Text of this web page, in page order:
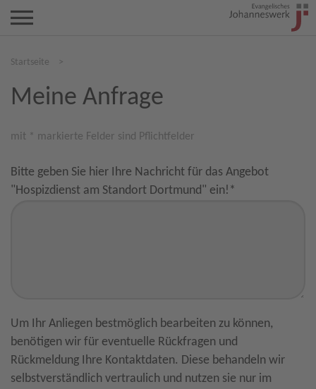
Startseite >
Meine Anfrage
mit * markierte Felder sind Pflichtfelder
Bitte geben Sie hier Ihre Nachricht für das Angebot
"Hospizdienst am Standort Dortmund" ein! *
Um Ihr Anliegen bestmöglich bearbeiten zu können,
benötigen wir für eventuelle Rückfragen und
Rückmeldung Ihre Kontaktdaten. Diese behandeln wir
selbstverständlich vertraulich und nutzen sie nur im